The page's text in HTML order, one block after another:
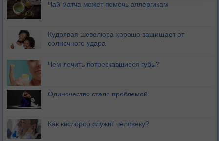
Чай матча может помочь аллергикам
Кудрявая шевелюра хорошо защищает от
солнечного удара
Чем лечить потрескавшиеся губы?
Одиночество стало проблемой
Как кислород служит человеку?